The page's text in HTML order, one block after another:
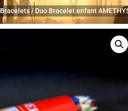
Bracelets/ Duo Bracelet enfant